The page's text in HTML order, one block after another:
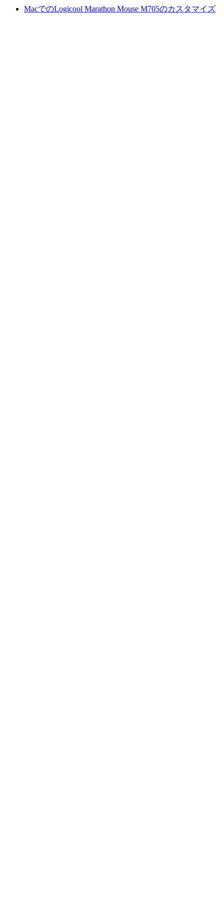
MacでのLogicool Marathon Mouse M705のカスタマイズ